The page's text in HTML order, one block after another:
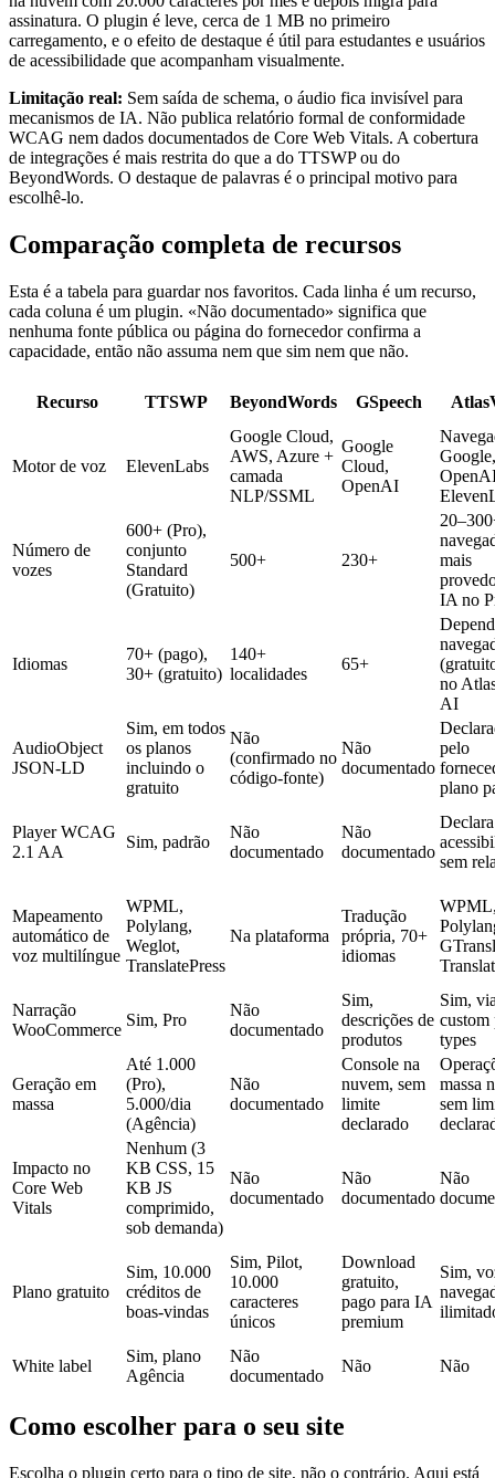
assinatura. O plugin é leve, cerca de 1 MB no primeiro
carregamento, e o efeito de destaque é útil para estudantes e usuários
de acessibilidade que acompanham visualmente.
Limitação real: Sem saída de schema, o áudio fica invisível para
mecanismos de IA. Não publica relatório formal de conformidade
WCAG nem dados documentados de Core Web Vitals. A cobertura
de integrações é mais restrita do que a do TTSWP ou do
BeyondWords. O destaque de palavras é o principal motivo para
escolhê-lo.
Comparação completa de recursos
Esta é a tabela para guardar nos favoritos. Cada linha é um recurso,
cada coluna é um plugin. «Não documentado» significa que
nenhuma fonte pública ou página do fornecedor confirma a
capacidade, então não assuma nem que sim nem que não.
Recurso TTSWP BeyondWords GSpeech
Motor de voz ElevenLabs
Google Cloud,
AWS, Azure +
camada
NLP/SSML
Google
Cloud,
OpenAI
Google,
Número de
vozes
600+ (Pro),
conjunto
Standard
(Gratuito)
500+ 230+
mais
IA no
Idiomas
70+ (pago),
30+ (gratuito)
140+
localidades
65+
no
AI
AudioObject
JSON-LD
Sim, em todos
os planos
incluindo o
gratuito
Não
(confirmado no
código-fonte)
Não
documentado
pelo
plano
Player WCAG
2.1 AA
Sim, padrão
Não
documentado
Não
documentado
Declara
sem
Mapeamento
automático de
voz multilíngue
WPML,
Polylang,
Weglot,
TranslatePress
Na plataforma
Tradução
própria, 70+
idiomas
Narração
WooCommerce
Sim, Pro
Não
documentado
Sim,
descrições de
produtos
Sim,
custom
types
Geração em
massa
Até 1.000
(Pro),
5.000/dia
(Agência)
Não
documentado
Console na
nuvem, sem
limite
declarado
massa
sem
Impacto no
Core Web
Vitals
Nenhum (3
KB CSS, 15
KB JS
comprimido,
sob demanda)
Não
documentado
Não
documentado
Não
Plano gratuito
Sim, 10.000
créditos de
boas-vindas
Sim, Pilot,
10.000
caracteres
únicos
Download
gratuito,
pago para IA
premium
Sim,
White label
Sim, plano
Agência
Não
documentado
Não Não
Como escolher para o seu site
Escolha o plugin certo para o tipo de site, não o contrário. Aqui está